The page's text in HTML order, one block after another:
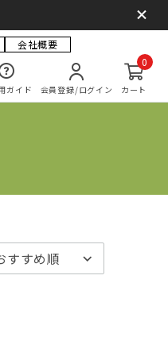
会社概要
ガイド 会員登録/ログイン カート
0